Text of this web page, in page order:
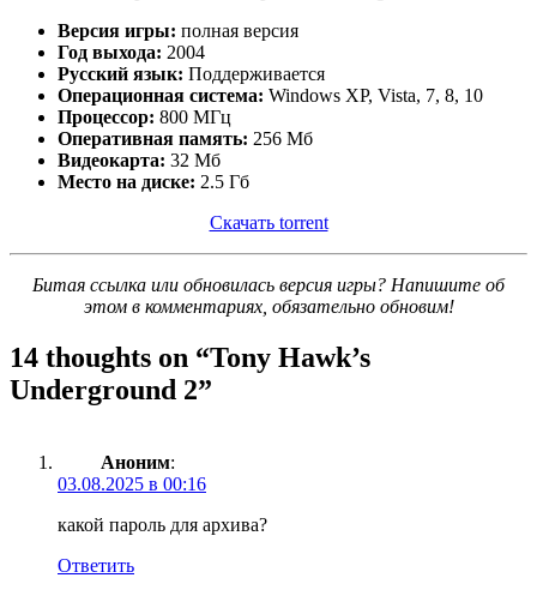
Версия игры: полная версия
Год выхода: 2004
Русский язык: Поддерживается
Операционная система: Windows XP, Vista, 7, 8, 10
Процессор: 800 МГц
Оперативная память: 256 Мб
Видеокарта: 32 Мб
Место на диске: 2.5 Гб
Скачать torrent
Битая ссылка или обновилась версия игры? Напишите об
этом в комментариях, обязательно обновим!
14 thoughts on “Tony Hawk’s
Underground 2”
Аноним:
03.08.2025 в 00:16
какой пароль для архива?
Ответить